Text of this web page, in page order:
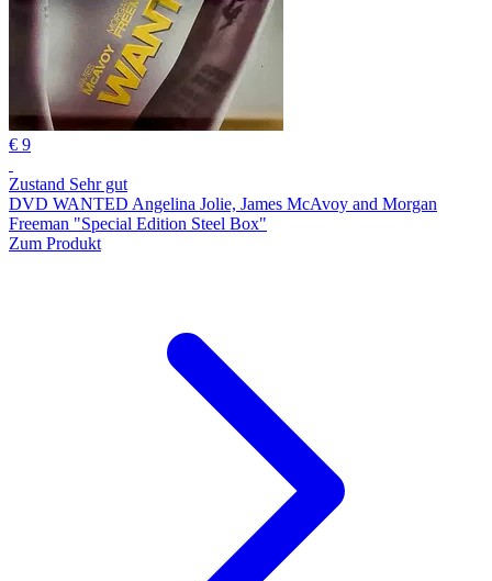
€ 9
Zustand Sehr gut
DVD WANTED Angelina Jolie, James McAvoy and Morgan
Freeman "Special Edition Steel Box"
Zum Produkt